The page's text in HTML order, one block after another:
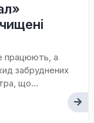
працюють, а
забруднених
що...